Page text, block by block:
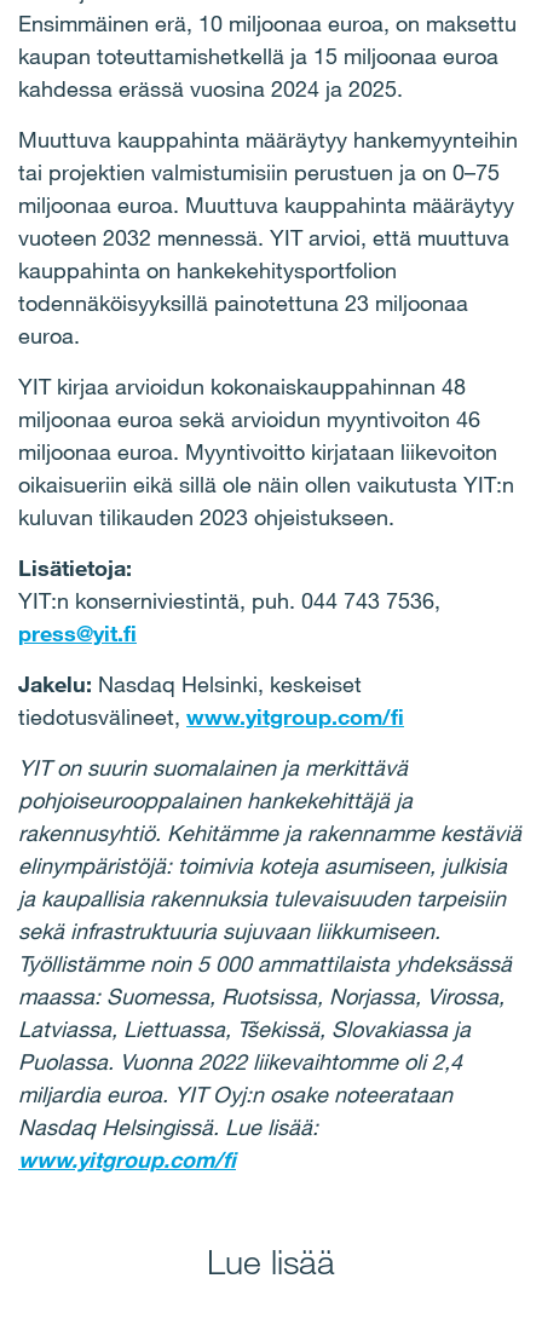
Ensimmäinen erä, 10 miljoonaa euroa, on maksettu
kaupan toteuttamishetkellä ja 15 miljoonaa euroa
kahdessa erässä vuosina 2024 ja 2025.
Muuttuva kauppahinta määräytyy hankemyynteihin
tai projektien valmistumisiin perustuen ja on 0–75
miljoonaa euroa. Muuttuva kauppahinta määräytyy
vuoteen 2032 mennessä. YIT arvioi, että muuttuva
kauppahinta on hankekehitysportfolion
todennäköisyyksillä painotettuna 23 miljoonaa
euroa.
YIT kirjaa arvioidun kokonaiskauppahinnan 48
miljoonaa euroa sekä arvioidun myyntivoiton 46
miljoonaa euroa. Myyntivoitto kirjataan liikevoiton
oikaisueriin eikä sillä ole näin ollen vaikutusta YIT:n
kuluvan tilikauden 2023 ohjeistukseen.
Lisätietoja:
YIT:n konserniviestintä, puh. 044 743 7536,
press@yit.fi
Jakelu: Nasdaq Helsinki, keskeiset
tiedotusvälineet, www.yitgroup.com/fi
YIT on suurin suomalainen ja merkittävä
pohjoiseurooppalainen hankekehittäjä ja
rakennusyhtiö. Kehitämme ja rakennamme kestäviä
elinympäristöjä: toimivia koteja asumiseen, julkisia
ja kaupallisia rakennuksia tulevaisuuden tarpeisiin
sekä infrastruktuuria sujuvaan liikkumiseen.
Työllistämme noin 5 000 ammattilaista yhdeksässä
maassa: Suomessa, Ruotsissa, Norjassa, Virossa,
Latviassa, Liettuassa, Tšekissä, Slovakiassa ja
Puolassa. Vuonna 2022 liikevaihtomme oli 2,4
miljardia euroa. YIT Oyj:n osake noteerataan
Nasdaq Helsingissä. Lue lisää:
www.yitgroup.com/fi
Lue lisää